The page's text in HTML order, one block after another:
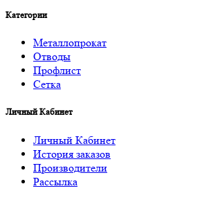
Категории
Металлопрокат
Отводы
Профлист
Сетка
Личный Кабинет
Личный Кабинет
История заказов
Производители
Рассылка